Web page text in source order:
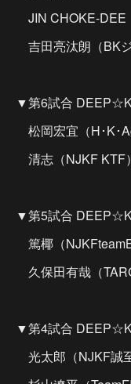
JIN CHOKE-DEE
吉田亮汰朗（BKジ
▼第6試合
松岡宏宜（H･K･
清志（NJKF KTF）
▼第5試合
篤椰（
久保田有哉（
▼第4試合
光太郎（NJKF誠